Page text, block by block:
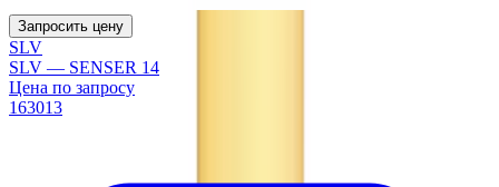
Запросить цену
SLV
SLV — SENSER 14
Цена по запросу
163013